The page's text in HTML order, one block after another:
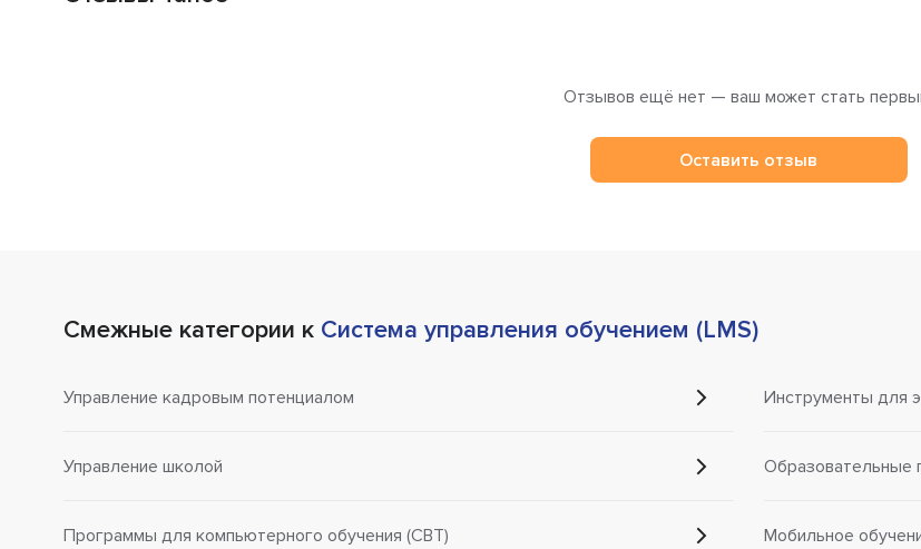
Отзывов ещё нет — ваш может стать
Оставить отзыв
Смежные категории к Система управления обучением (LMS)
Управление кадровым потенциалом
Управление школой
Программы для компьютерного обучения (CBT)
Инструменты для
Образовательные
Мобильное